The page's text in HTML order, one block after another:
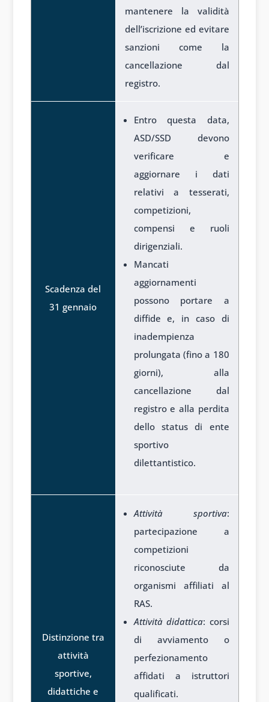
mantenere la validità
dell’iscrizione ed evitare
sanzioni come la
cancellazione dal
registro.
Scadenza del
31 gennaio
Entro questa data,
ASD/SSD devono
verificare e
aggiornare i dati
relativi a tesserati,
competizioni,
compensi e ruoli
dirigenziali.
Mancati
aggiornamenti
possono portare a
diffide e, in caso di
inadempienza
prolungata (fino a 180
giorni), alla
cancellazione dal
registro e alla perdita
dello status di ente
sportivo
dilettantistico.
Distinzione tra
attività
sportive,
didattiche e
Attività sportiva:
partecipazione a
competizioni
riconosciute da
organismi affiliati al
RAS.
Attività didattica: corsi
di avviamento o
perfezionamento
affidati a istruttori
qualificati.